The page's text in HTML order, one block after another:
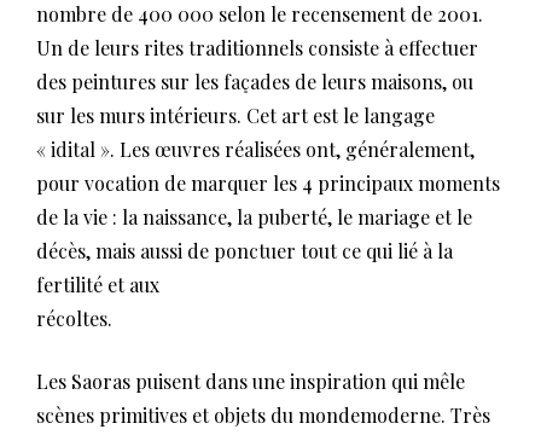
nombre de 400 000 selon le recensement de 2001.
Un de leurs rites traditionnels consiste à effectuer
des peintures sur les façades de leurs maisons, ou
sur les murs intérieurs. Cet art est le langage
« idital ». Les œuvres réalisées ont, généralement,
pour vocation de marquer les 4 principaux moments
de la vie : la naissance, la puberté, le mariage et le
décès, mais aussi de ponctuer tout ce qui lié à la
fertilité et aux
récoltes.
Les Saoras puisent dans une inspiration qui mêle
scènes primitives et objets du mondemoderne. Très